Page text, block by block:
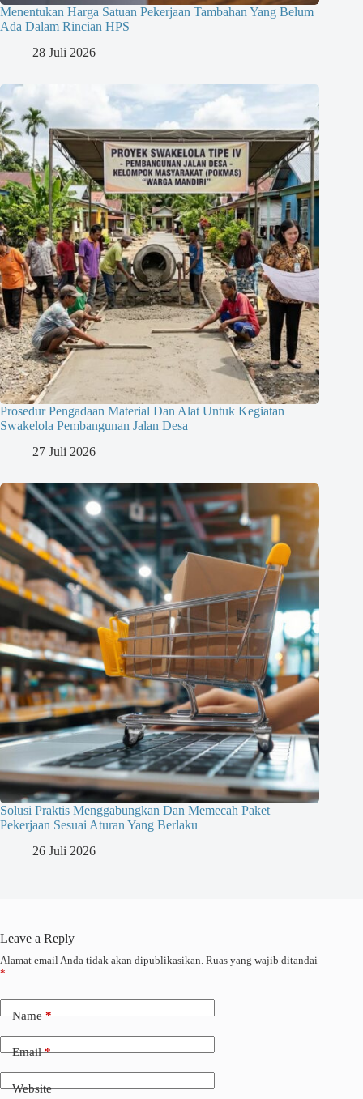
Menentukan Harga Satuan Pekerjaan Tambahan Yang Belum
Ada Dalam Rincian HPS
28 Juli 2026
Prosedur Pengadaan Material Dan Alat Untuk Kegiatan
Swakelola Pembangunan Jalan Desa
27 Juli 2026
Solusi Praktis Menggabungkan Dan Memecah Paket
Pekerjaan Sesuai Aturan Yang Berlaku
26 Juli 2026
Leave a Reply
Alamat email Anda tidak akan dipublikasikan. Ruas yang wajib ditandai
*
Name*
Email*
Website